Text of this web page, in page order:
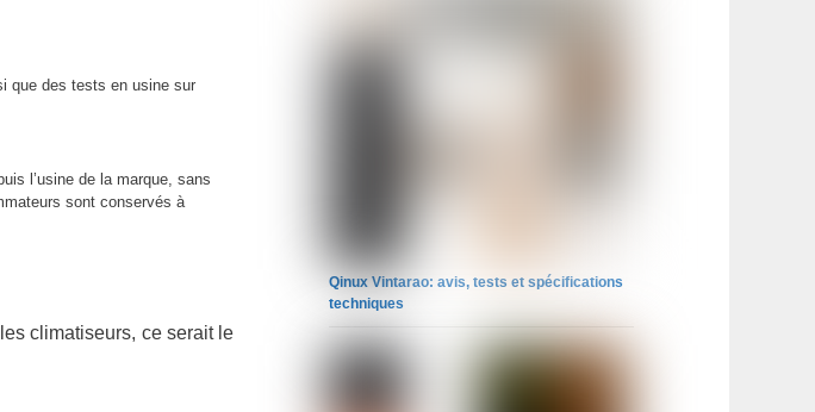
que des tests en usine sur
l’usine de la marque, sans
sont conservés à
climatiseurs, ce serait le
Qinux Vintarao: avis, tests et spécifications
techniques